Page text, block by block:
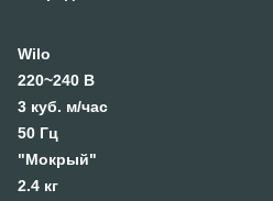
Wilo
220~240 В
3 куб. м/час
50 Гц
"Мокрый"
2.4 кг